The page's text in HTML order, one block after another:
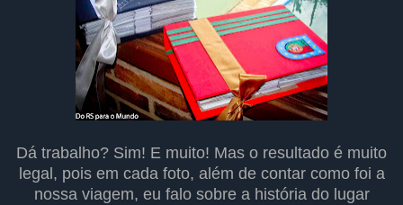
Dá trabalho? Sim! E muito! Mas o resultado é muito
legal, pois em cada foto, além de contar como foi a
nossa viagem, eu falo sobre a história do lugar